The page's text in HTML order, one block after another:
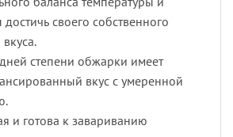
своего собственного
степени обжарки имеет
вкус с умеренной
и готова к завариванию